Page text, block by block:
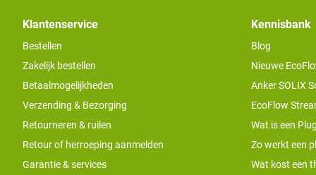
Klantenservice
Bestellen
Zakelijk bestellen
Betaalmogelijkheden
Verzending & Bezorging
Retourneren & ruilen
Retour of herroeping aanmelden
Garantie & services
Kennisbank
Blog
Nieuwe
Anker SOLIX
EcoFlow
Wat is een
Zo werkt een
Wat kost een